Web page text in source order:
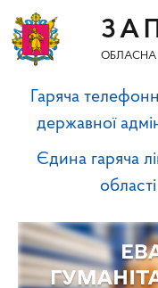
ОБЛАСНА
Гаряча
державної
Єдина гаряча
області